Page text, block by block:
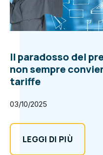
Il paradosso del
non sempre
tariffe
03/10/2025
LEGGI DI PIÙ